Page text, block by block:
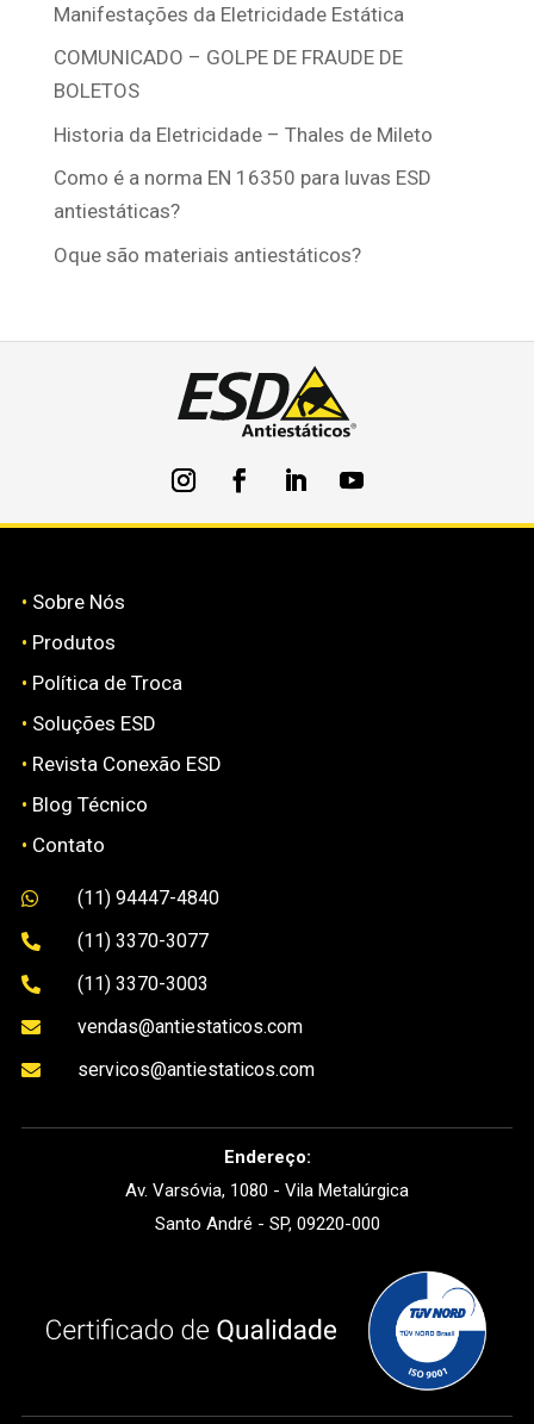
Manifestações da Eletricidade Estática
COMUNICADO – GOLPE DE FRAUDE DE
BOLETOS
Historia da Eletricidade – Thales de Mileto
Como é a norma EN 16350 para luvas ESD
antiestáticas?
Oque são materiais antiestáticos?
• Sobre Nós
• Produtos
• Política de Troca
• Soluções ESD
• Revista Conexão ESD
• Blog Técnico
• Contato
 (11) 94447-4840
 (11) 3370-3077
 (11) 3370-3003
 vendas@antiestaticos.com
 servicos@antiestaticos.com
Endereço:
Av. Varsóvia, 1080 - Vila Metalúrgica
Santo André - SP, 09220-000